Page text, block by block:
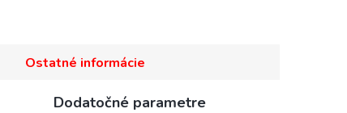
Ostatné informácie
Dodatočné parametre